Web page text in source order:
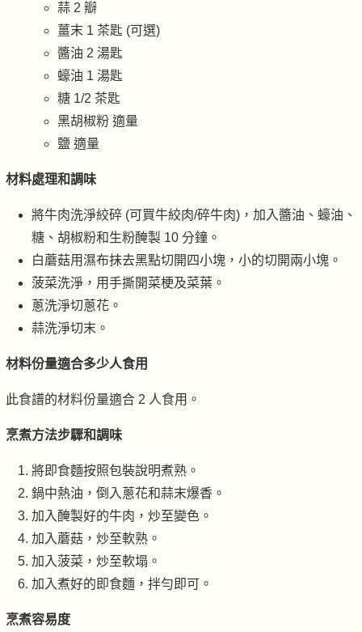
蒜 2 瓣
薑末 1 茶匙 (可選)
醬油 2 湯匙
蠔油 1 湯匙
糖 1/2 茶匙
黑胡椒粉 適量
鹽 適量
材料處理和調味
將牛肉洗淨絞碎 (可買牛絞肉/碎牛肉)，加入醬油、蠔油、
糖、胡椒粉和生粉醃製 10 分鐘。
白蘑菇用濕布抹去黑點切開四小塊，小的切開兩小塊。
菠菜洗淨，用手撕開菜梗及菜葉。
蔥洗淨切蔥花。
蒜洗淨切末。
材料份量適合多少人食用
此食譜的材料份量適合 2 人食用。
烹煮方法步驟和調味
將即食麵按照包裝說明煮熟。
鍋中熱油，倒入蔥花和蒜末爆香。
加入醃製好的牛肉，炒至變色。
加入蘑菇，炒至軟熟。
加入菠菜，炒至軟塌。
加入煮好的即食麵，拌勻即可。
烹煮容易度